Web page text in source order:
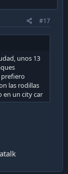
#17
unos 13
prefiero
las rodillas
en un city car